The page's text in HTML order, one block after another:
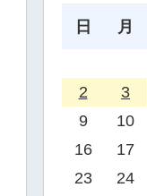
日 月
2
3
9
10
16
17
23
24